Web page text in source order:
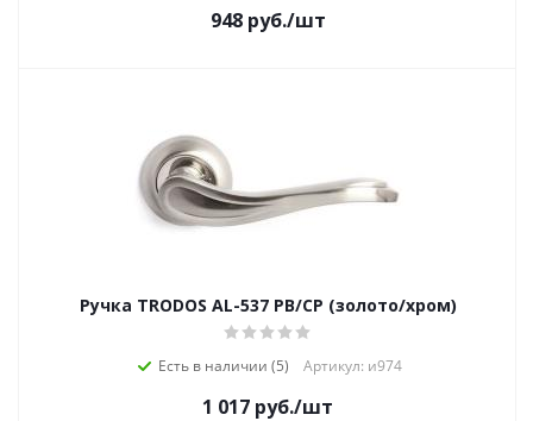
948руб./шт
Ручка TRODOS AL-537 PB/CP (золото/хром)
Есть в наличии (5) Артикул: и974
1 017 руб./шт